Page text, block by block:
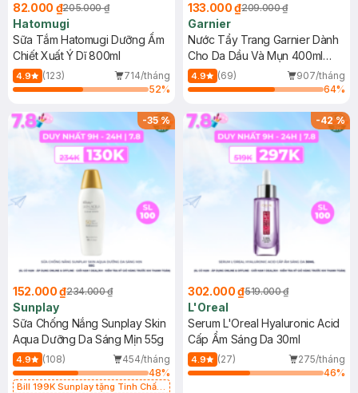
82.000 ₫205.000 ₫
Hatomugi
Sữa Tắm Hatomugi Dưỡng Ẩm
Chiết Xuất Ý Dĩ 800ml
4.9 (123)
714/tháng
52%
133.000 ₫209.000 ₫
Garnier
Nước Tẩy Trang Garnier Dành
Cho Da Dầu Và Mụn 400ml
(Mới)
4.9 (69)
907/tháng
64%
-35%
152.000 ₫234.000 ₫
Sunplay
Sữa Chống Nắng Sunplay Skin
Aqua Dưỡng Da Sáng Mịn 55g
4.9 (108)
454/tháng
48%
Bill 199K Sunplay tặng Tinh Chất
-42%
302.000 ₫519.000 ₫
L'Oreal
Serum L'Oreal Hyaluronic Acid
Cấp Ẩm Sáng Da 30ml
4.9 (27)
275/tháng
46%